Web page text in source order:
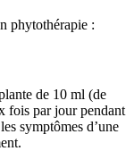
phytothérapie :
de 10 ml (de
fois par jour pendant
symptômes d’une